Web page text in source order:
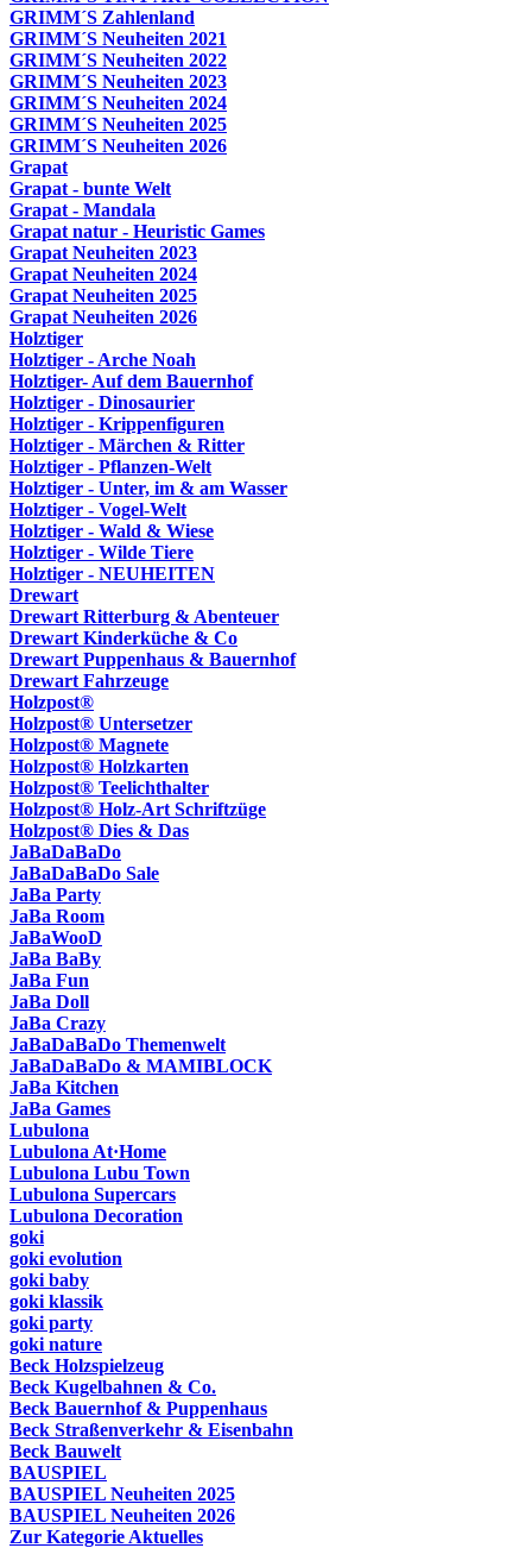
GRIMM´S Zahlenland
GRIMM´S Neuheiten 2021
GRIMM´S Neuheiten 2022
GRIMM´S Neuheiten 2023
GRIMM´S Neuheiten 2024
GRIMM´S Neuheiten 2025
GRIMM´S Neuheiten 2026
Grapat
Grapat - bunte Welt
Grapat - Mandala
Grapat natur - Heuristic Games
Grapat Neuheiten 2023
Grapat Neuheiten 2024
Grapat Neuheiten 2025
Grapat Neuheiten 2026
Holztiger
Holztiger - Arche Noah
Holztiger- Auf dem Bauernhof
Holztiger - Dinosaurier
Holztiger - Krippenfiguren
Holztiger - Märchen & Ritter
Holztiger - Pflanzen-Welt
Holztiger - Unter, im & am Wasser
Holztiger - Vogel-Welt
Holztiger - Wald & Wiese
Holztiger - Wilde Tiere
Holztiger - NEUHEITEN
Drewart
Drewart Ritterburg & Abenteuer
Drewart Kinderküche & Co
Drewart Puppenhaus & Bauernhof
Drewart Fahrzeuge
Holzpost®
Holzpost® Untersetzer
Holzpost® Magnete
Holzpost® Holzkarten
Holzpost® Teelichthalter
Holzpost® Holz-Art Schriftzüge
Holzpost® Dies & Das
JaBaDaBaDo
JaBaDaBaDo Sale
JaBa Party
JaBa Room
JaBaWooD
JaBa BaBy
JaBa Fun
JaBa Doll
JaBa Crazy
JaBaDaBaDo Themenwelt
JaBaDaBaDo & MAMIBLOCK
JaBa Kitchen
JaBa Games
Lubulona
Lubulona At·Home
Lubulona Lubu Town
Lubulona Supercars
Lubulona Decoration
goki
goki evolution
goki baby
goki klassik
goki party
goki nature
Beck Holzspielzeug
Beck Kugelbahnen & Co.
Beck Bauernhof & Puppenhaus
Beck Straßenverkehr & Eisenbahn
Beck Bauwelt
BAUSPIEL
BAUSPIEL Neuheiten 2025
BAUSPIEL Neuheiten 2026
Zur Kategorie Aktuelles